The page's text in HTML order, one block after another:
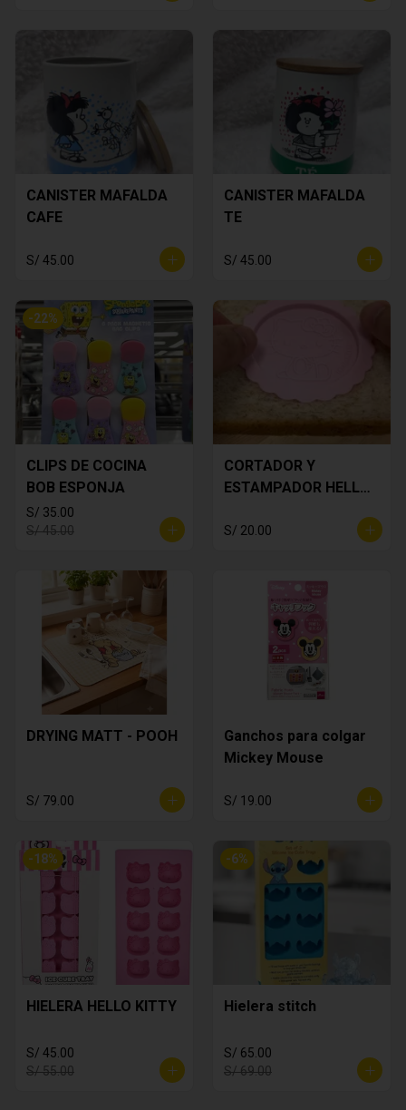
CANISTER MAFALDA
CAFE
S/ 45.00
CANISTER MAFALDA
TE
S/ 45.00
-22%
CLIPS DE COCINA
BOB ESPONJA
S/ 35.00
S/ 45.00
CORTADOR Y
ESTAMPADOR HELLO
S/ 20.00
DRYING MATT - POOH
S/ 79.00
Ganchos para colgar
Mickey Mouse
S/ 19.00
-18%
HIELERA HELLO KITTY
S/ 45.00
S/ 55.00
-6%
Hielera stitch
S/ 65.00
S/ 69.00